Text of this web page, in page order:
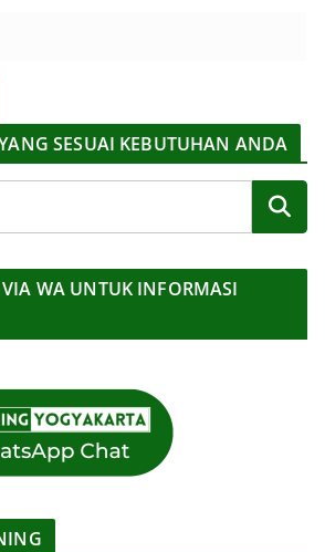
SESUAI KEBUTUHAN ANDA
WA UNTUK INFORMASI